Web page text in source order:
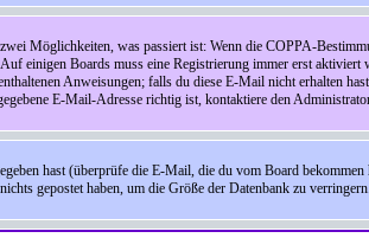
Möglichkeiten, was passiert ist: Wenn die COPPA-
einigen Boards muss eine Registrierung immer erst
Anweisungen; falls du diese E-Mail nicht erhalten
E-Mail-Adresse richtig ist, kontaktiere den
hast (überprüfe die E-Mail, die du vom Board
gepostet haben, um die Größe der Datenbank zu